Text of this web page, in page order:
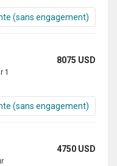
(sans engagement)
8075 USD
1
(sans engagement)
4750 USD